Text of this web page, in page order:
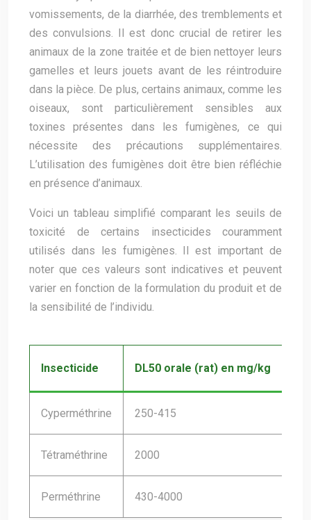
vomissements, de la diarrhée, des tremblements et
des convulsions. Il est donc crucial de retirer les
animaux de la zone traitée et de bien nettoyer leurs
gamelles et leurs jouets avant de les réintroduire
dans la pièce. De plus, certains animaux, comme les
oiseaux, sont particulièrement sensibles aux
toxines présentes dans les fumigènes, ce qui
nécessite des précautions supplémentaires.
L’utilisation des fumigènes doit être bien réfléchie
en présence d’animaux.
Voici un tableau simplifié comparant les seuils de
toxicité de certains insecticides couramment
utilisés dans les fumigènes. Il est important de
noter que ces valeurs sont indicatives et peuvent
varier en fonction de la formulation du produit et de
la sensibilité de l’individu.
Insecticide DL50 orale (rat) en mg/kg
Cyperméthrine 250-415
Tétraméthrine 2000
Perméthrine 430-4000